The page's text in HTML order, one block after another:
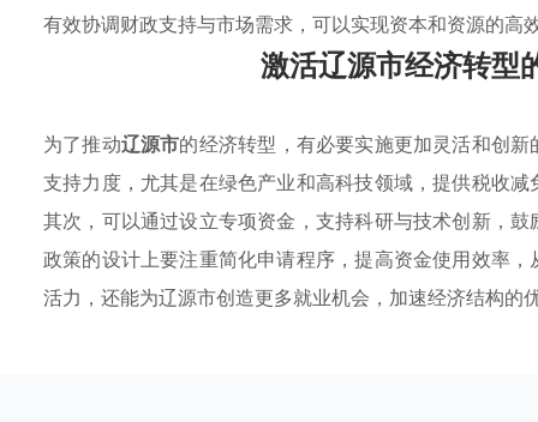
有效协调财政支持与市场需求，可以实现资本和资源的高
激活辽源市经济转型
为了推动辽源市的经济转型，有必要实施更加灵活和创新
支持力度，尤其是在绿色产业和高科技领域，提供税收
其次，可以通过设立专项资金，支持科研与技术创新，
政策的设计上要注重简化申请程序，提高资金使用效率
活力，还能为辽源市创造更多就业机会，加速经济结构的